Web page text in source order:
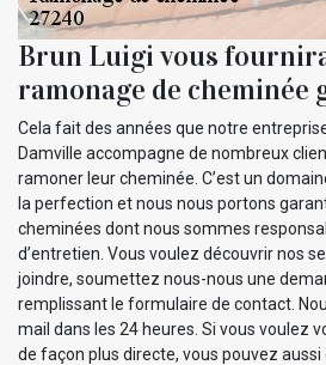
Brun Luigi vous
ramonage de cheminée
Cela fait des années que notre
Damville accompagne de nombreux
ramoner leur cheminée. C’est un
la perfection et nous nous portons
cheminées dont nous sommes
d’entretien. Vous voulez découvrir nos
joindre, soumettez nous-nous une
remplissant le formulaire de contact.
mail dans les 24 heures. Si vous voulez
de façon plus directe, vous pouvez